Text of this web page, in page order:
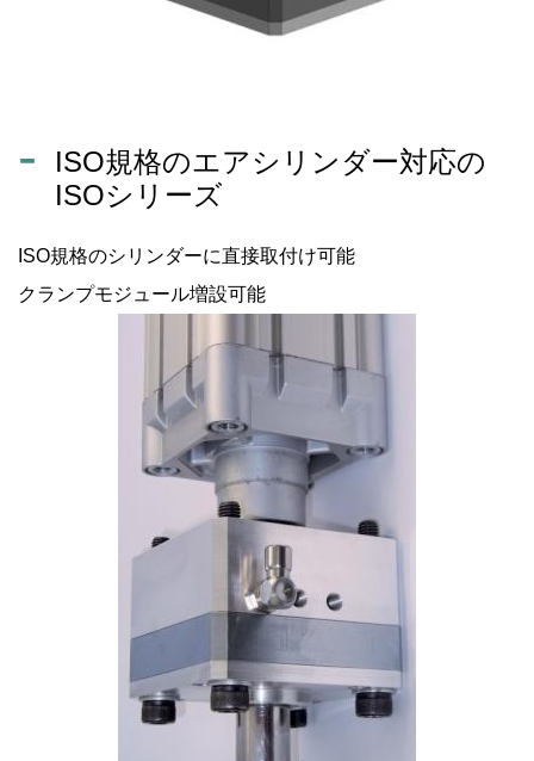
ISO規格のエアシリンダー対応の
ISOシリーズ
ISO規格のシリンダーに直接取付け可能
クランプモジュール増設可能